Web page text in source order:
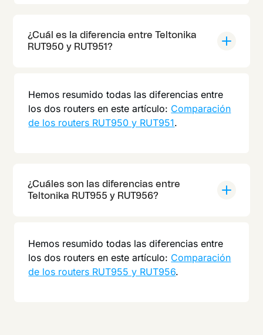
¿Cuál es la diferencia entre Teltonika
RUT950 y RUT951?
Hemos resumido todas las diferencias entre
los dos routers en este artículo: Comparación
de los routers RUT950 y RUT951.
¿Cuáles son las diferencias entre
Teltonika RUT955 y RUT956?
Hemos resumido todas las diferencias entre
los dos routers en este artículo: Comparación
de los routers RUT955 y RUT956.